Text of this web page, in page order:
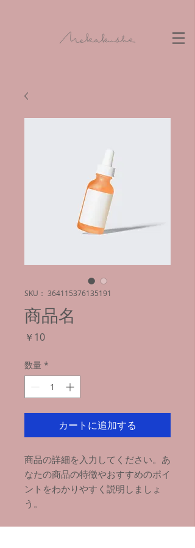
SKU： 364115376135191
商品名
￥10価
数量 *
カートに追加する
商品の詳細を入力してください。あ
なたの商品の特徴やおすすめのポイ
ントをわかりやすく説明しましょ
う。